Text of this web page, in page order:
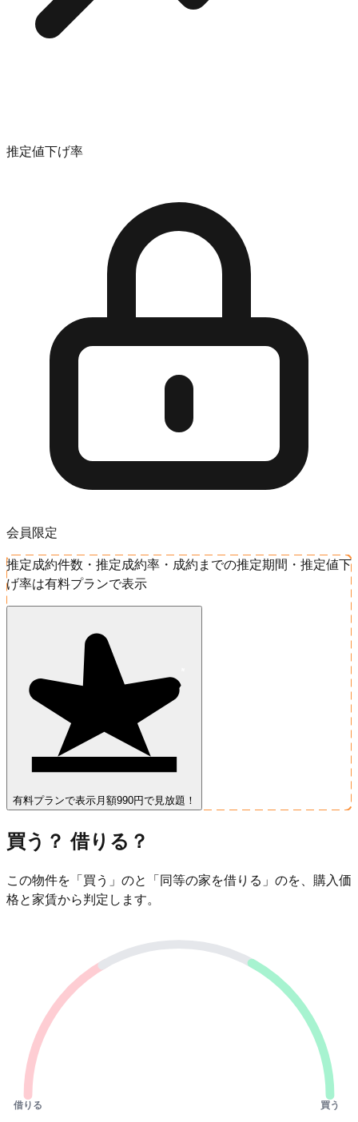
推定値下げ率
会員限定
推定成約件数・推定成約率・成約までの推定期間・推定値下
げ率は有料プランで表示
有料プランで表示 月額990円で見放題！
買う？ 借りる？
この物件を「買う」のと「同等の家を借りる」のを、購入価
格と家賃から判定します。
借りる 買う